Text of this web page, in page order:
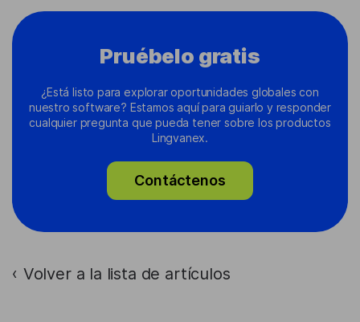
Pruébelo gratis
¿Está listo para explorar oportunidades globales con
nuestro software? Estamos aquí para guiarlo y responder
cualquier pregunta que pueda tener sobre los productos
Lingvanex.
Contáctenos
› Volver a la lista de artículos